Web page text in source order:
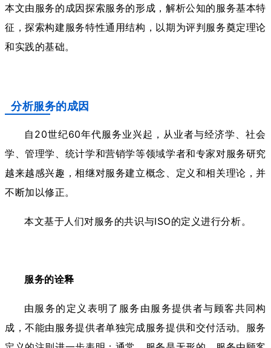
本文由服务的成因探索服务的形成，解析公知的服务基本特
征，探索构建服务特性通用结构，以期为评判服务奠定理论
和实践的基础。
分析服务的成因
自20世纪60年代服务业兴起，从业者与经济学、社会
学、管理学、统计学和营销学等领域学者和专家对服务研究
越来越感兴趣，相继对服务建立概念、定义和相关理论，并
不断加以修正。
本文基于人们对服务的共识与ISO的定义进行分析。
服务的诠释
由服务的定义表明了服务由服务提供者与顾客共同构
成，不能由服务提供者单独完成服务提供和交付活动。服务